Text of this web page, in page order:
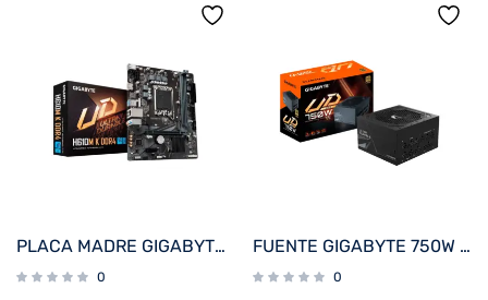
PLACA MADRE GIGABYTE 1700 H610M K DDR4 S/R/HDMI/M2/USB3.2/MATX
0
FUENTE GIGABYTE 750W 80PLUS GOLD FULL MODULAR BIVOLT GP-UD750GM
0